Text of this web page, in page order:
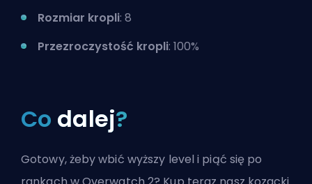
Rozmiar kropli: 8
Przezroczystość kropli: 100%
Co dalej?
Gotowy, żeby wbić wyższy level i piąć się po